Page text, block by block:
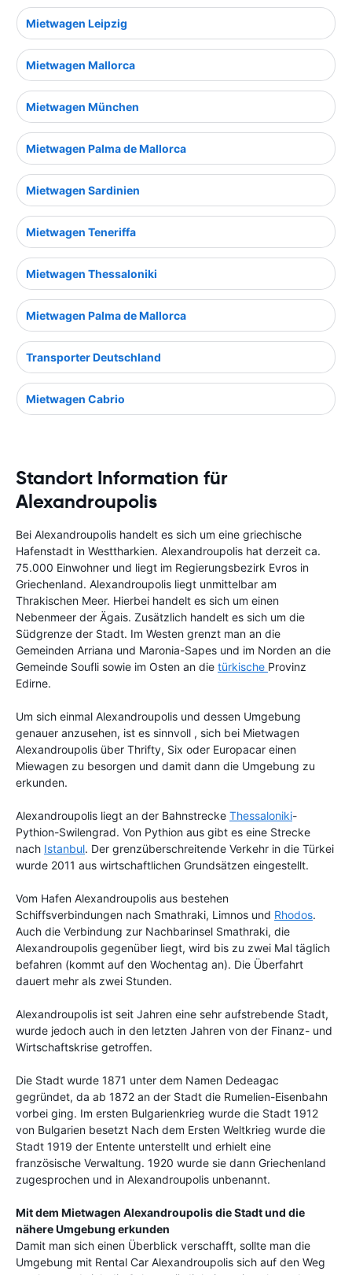
Mietwagen Leipzig
Mietwagen Mallorca
Mietwagen München
Mietwagen Palma de Mallorca
Mietwagen Sardinien
Mietwagen Teneriffa
Mietwagen Thessaloniki
Mietwagen Palma de Mallorca
Transporter Deutschland
Mietwagen Cabrio
Standort Information für
Alexandroupolis
Bei Alexandroupolis handelt es sich um eine griechische
Hafenstadt in Westtharkien. Alexandroupolis hat derzeit ca.
75.000 Einwohner und liegt im Regierungsbezirk Evros in
Griechenland. Alexandroupolis liegt unmittelbar am
Thrakischen Meer. Hierbei handelt es sich um einen
Nebenmeer der Ägais. Zusätzlich handelt es sich um die
Südgrenze der Stadt. Im Westen grenzt man an die
Gemeinden Arriana und Maronia-Sapes und im Norden an die
Gemeinde Soufli sowie im Osten an die türkische Provinz
Edirne.
Um sich einmal Alexandroupolis und dessen Umgebung
genauer anzusehen, ist es sinnvoll , sich bei Mietwagen
Alexandroupolis über Thrifty, Six oder Europacar einen
Miewagen zu besorgen und damit dann die Umgebung zu
erkunden.
Alexandroupolis liegt an der Bahnstrecke Thessaloniki-
Pythion-Swilengrad. Von Pythion aus gibt es eine Strecke
nach Istanbul. Der grenzüberschreitende Verkehr in die Türkei
wurde 2011 aus wirtschaftlichen Grundsätzen eingestellt.
Vom Hafen Alexandroupolis aus bestehen
Schiffsverbindungen nach Smathraki, Limnos und Rhodos.
Auch die Verbindung zur Nachbarinsel Smathraki, die
Alexandroupolis gegenüber liegt, wird bis zu zwei Mal täglich
befahren (kommt auf den Wochentag an). Die Überfahrt
dauert mehr als zwei Stunden.
Alexandroupolis ist seit Jahren eine sehr aufstrebende Stadt,
wurde jedoch auch in den letzten Jahren von der Finanz- und
Wirtschaftskrise getroffen.
Die Stadt wurde 1871 unter dem Namen Dedeagac
gegründet, da ab 1872 an der Stadt die Rumelien-Eisenbahn
vorbei ging. Im ersten Bulgarienkrieg wurde die Stadt 1912
von Bulgarien besetzt Nach dem Ersten Weltkrieg wurde die
Stadt 1919 der Entente unterstellt und erhielt eine
französische Verwaltung. 1920 wurde sie dann Griechenland
zugesprochen und in Alexandroupolis unbenannt.
Mit dem Mietwagen Alexandroupolis die Stadt und die
nähere Umgebung erkunden
Damit man sich einen Überblick verschafft, sollte man die
Umgebung mit Rental Car Alexandroupolis sich auf den Weg